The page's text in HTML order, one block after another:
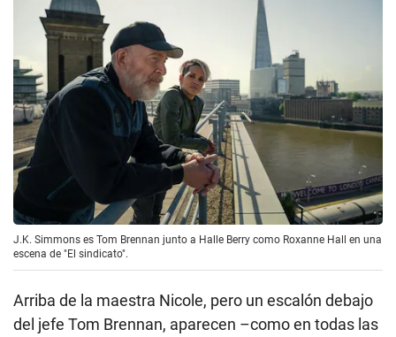
J.K. Simmons es Tom Brennan junto a Halle Berry como Roxanne Hall en una
escena de "El sindicato".
Arriba de la maestra Nicole, pero un escalón debajo
del jefe Tom Brennan, aparecen –como en todas las